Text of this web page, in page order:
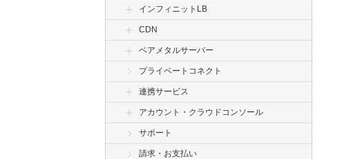
インフィニットLB
CDN
ベアメタルサーバー
プライベートコネクト
連携サービス
アカウント・クラウドコンソール
サポート
請求・お支払い